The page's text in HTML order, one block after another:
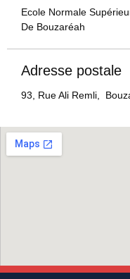
Ecole Normale
De Bouzaréah
Adresse postale
93, Rue Ali Remli,